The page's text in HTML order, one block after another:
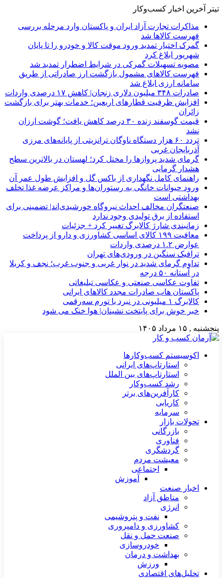
تیتر آخرین اخبار کسب‌وکار
مذاکرات تجارت آزاد ایران و پاکستان وارد مرحله بررسی
فهرست کالاها شد
گمرک اختیار تمدید ورود موقت کالا و خودرو را تا پایان
شهریور ابلاغ کرد
مصوبه تسهیلات گمرکی در شرایط اضطرار تمدید شد
فهرست کالاهای مشمول بازگشت ارز صادراتی از طریق
سامانه ارزی ابلاغ شد
صادرات ۳۴۸ میلیون دلاری زنجان| ‌کاهش ۱۷ درصدی واردات
افزایش ظرفیت قطارهای اربعین؛ خدمات بهتر برای بازگشت
زائران
قیمت گوسفند زنده ۳۰ درصد کاهش یافت؛ گوشت ارزان
نشد
تردد ۶۰ هزار دستگاه ناوگان ترانزیتی از پایانه‌های مرزی
آذربایجان ‌غربی
گرمای شدید پروازها را مختل کرد؛ لهستان در بالاترین سطح
هشدار گرمایی
راهنمای کامل نگهداری از باکس گل و افزایش طول عمر آن
ورود حیوانات خانگی به رستوران‌ها و مراکز عرضه غذا تخلف
بهداشتی است
صنعتگران مخالف احداث نیروگاه خورشیدی‌اند| تضمینی برای
استفاده از برق تولیدی وجود ندارد
زمانبندی شارژ کالابرگ تغییر کرد + جزئیات
معافیت ۱۹۹ کالای اساسی کشاورزی و دارو از پرداخت
عوارض ۱.۲ درصدی واردات
ترافیک سنگین در ورودی‌های تهران
تداوم گرمای شدید در نوار غربی و جنوب غرب؛ نجف و کربلا
در آستانه ۵۰ درجه
تفاوت عکاسی صنعتی و عکاسی تبلیغاتی
پاکستان هاب صادرات مجدد کالاهای ایرانی
کالابرگ ۱ میلیونی در نبرد با تورم سه‌رقمی
خبر خوش برای پایتخت نشینان| هوا خنک می شود
پنجشنبه , ۱۵ مرداد ۱۴۰۵
اکوسیستم کسب‌وکارها
استارتاپ‌های ایرانی
استارتاپ‌های بین الملل
رشد کسب‌وکار
کارآفرین‌های برتر
کاریابی
سرمایه
تحولات بازار
بازرگانی
فناوری
گردشگری
معیشت مردم
اجتماعی
آموزش
اخبار صنعت
مناطق آزاد
انرژی
نفت و پتروشیمی
کشاورزی و دامپروری
صنعت حمل و نقل
خودروسازی
بهداشت و درمان
ورزش
تحلیل‌های اقتصادی